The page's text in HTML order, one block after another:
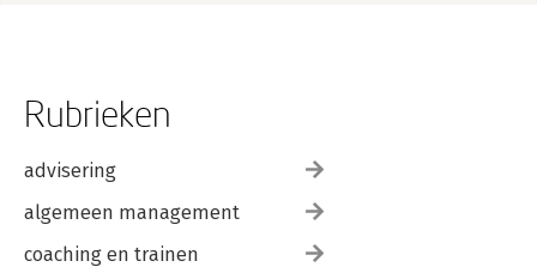
Rubrieken
advisering
algemeen management
coaching en trainen